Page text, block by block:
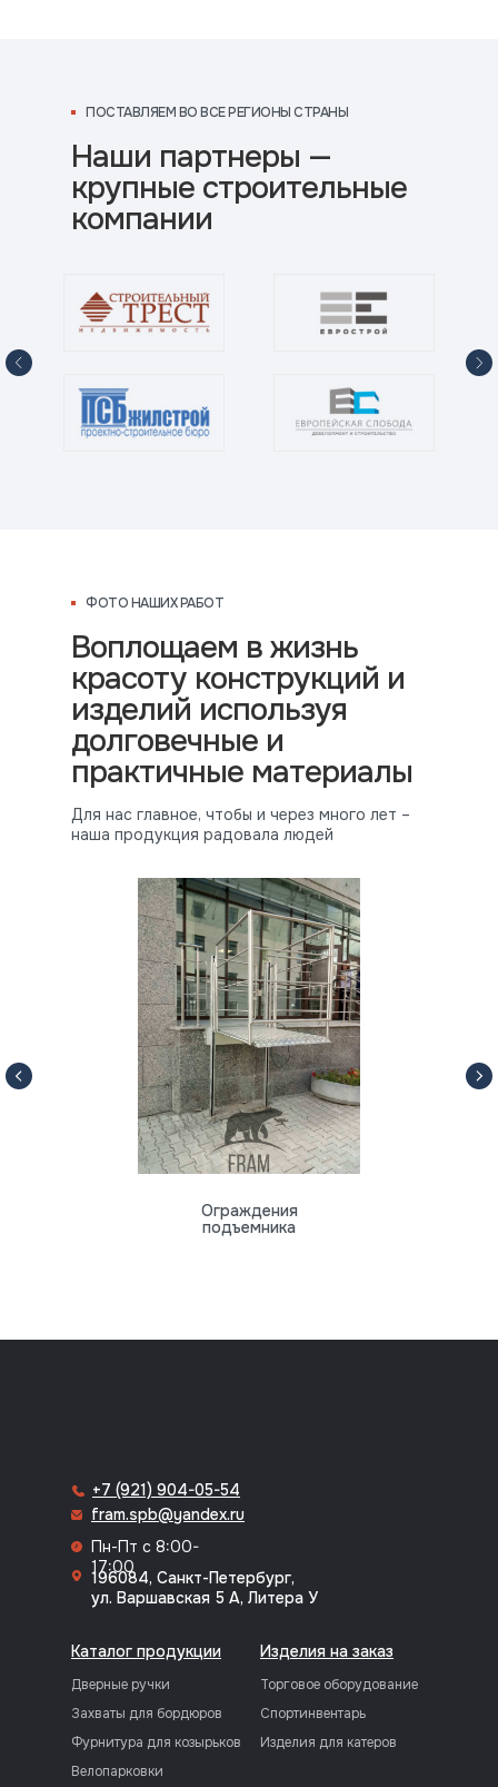
Наши партнеры —
крупные строительные
компании
ПОСТАВЛЯЕМ ВО ВСЕ РЕГИОНЫ СТРАНЫ
Для нас главное, чтобы и через много лет –
наша продукция радовала людей
Воплощаем в жизнь
красоту конструкций и
изделий используя
долговечные и
практичные материалы
ФОТО НАШИХ РАБОТ
Ограждения
подъемника
Каталог продукции
Дверные ручки
Захваты для бордюров
Фурнитура для козырьков
Велопарковки
Изделия на заказ
Торговое оборудование
Спортинвентарь
Изделия для катеров
+7 (921) 904-05-54
fram.spb@yandex.ru
Пн-Пт с 8:00-
17:00
196084, Санкт-Петербург,
ул. Варшавская 5 А, Литера У